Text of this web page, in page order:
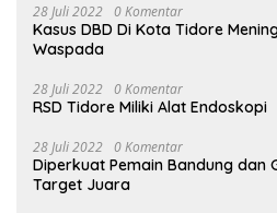
28 Juli 2022 0 Komentar
Kasus DBD Di Kota Tidore
Waspada
28 Juli 2022 0 Komentar
RSD Tidore Miliki Alat Endoskopi
28 Juli 2022 0 Komentar
Diperkuat Pemain Bandung dan
Target Juara